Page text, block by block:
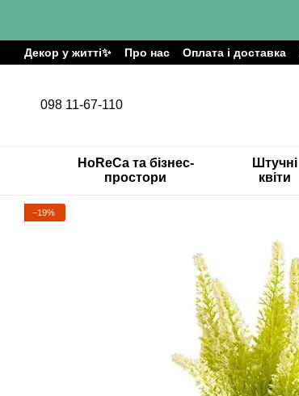
Декор у житті✨ Про нас Оплата і доставка
098 11-67-110
HoReCa та бізнес-
простори
Штучні
квіти
−19%